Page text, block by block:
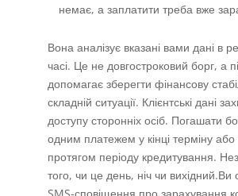
немає, а заплатити треба вже
Вона аналізує вказані вами дані в
часі. Це не довгостроковий борг, а
допомагає зберегти фінансову
складній ситуації. Клієнтські дані
доступу сторонніх осіб. Погашати
одним платежем у кінці терміну
протягом періоду кредитування.
того, чи це день, ніч чи вихідний.Ви